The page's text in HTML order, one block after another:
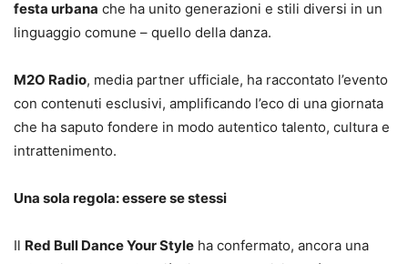
festa urbana che ha unito generazioni e stili diversi in un
linguaggio comune – quello della danza.
M2O Radio, media partner ufficiale, ha raccontato l’evento
con contenuti esclusivi, amplificando l’eco di una giornata
che ha saputo fondere in modo autentico talento, cultura e
intrattenimento.
Una sola regola: essere se stessi
Il Red Bull Dance Your Style ha confermato, ancora una